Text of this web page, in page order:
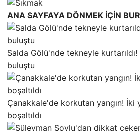
ANA SAYFAYA DÖNMEK İÇİN
Salda Gölü'nde tekneyle kurtarıldı!
buluştu
Çanakkale'de korkutan yangın! İki
boşaltıldı